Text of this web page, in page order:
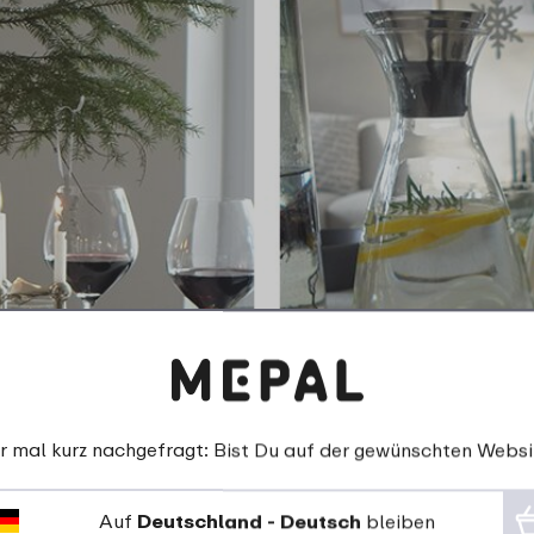
mal kurz nachgefragt: Bist Du auf der gewünschten
Auf Deutschland - Deutsch bleiben